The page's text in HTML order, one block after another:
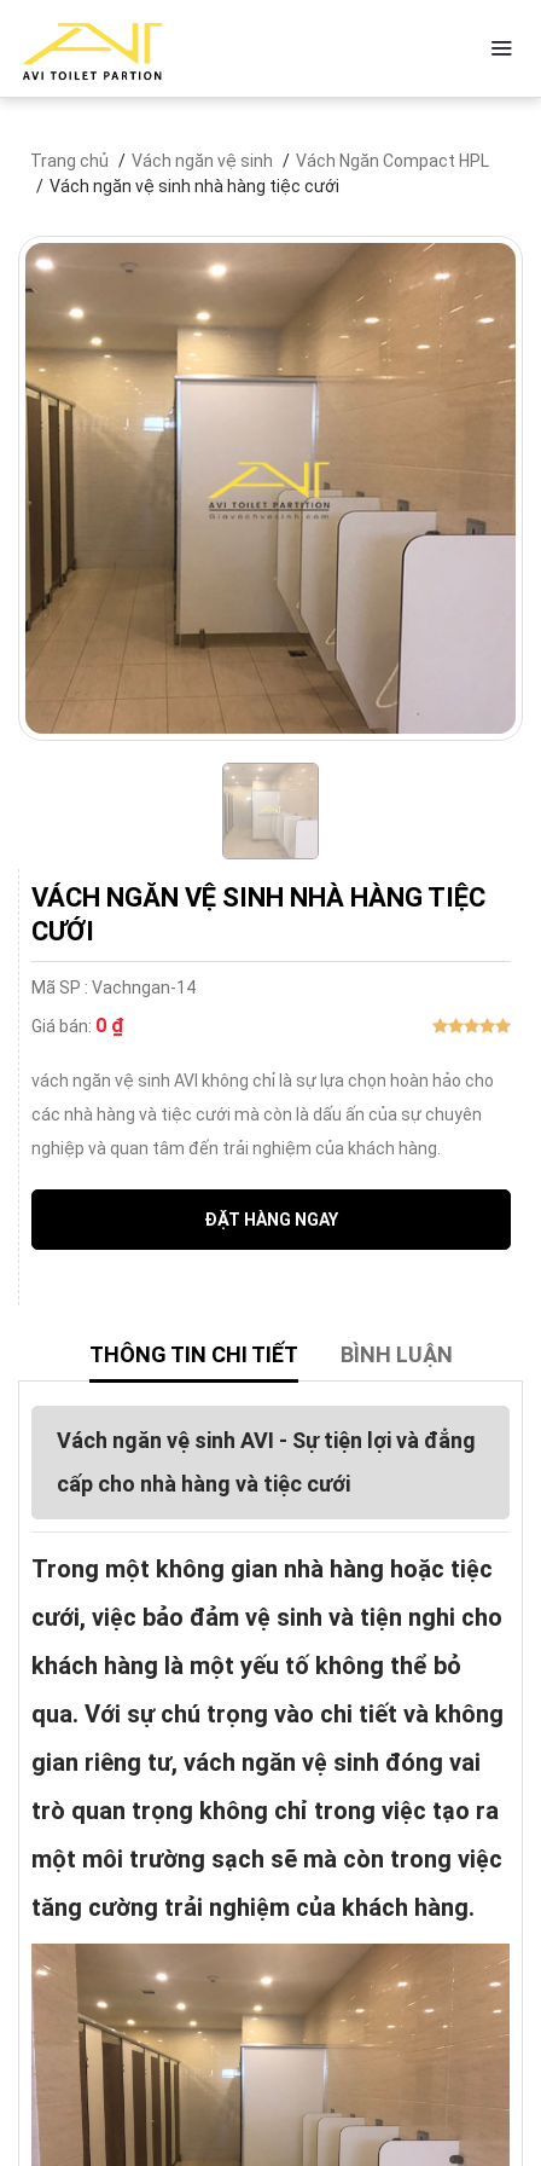
Trang chủ Vách ngăn vệ sinh
Vách Ngăn Compact HPL
Vách ngăn vệ sinh nhà hàng tiệc cưới
VÁCH NGĂN VỆ SINH NHÀ HÀNG TIỆC
CƯỚI
Mã SP : Vachngan-14
Giá bán: 0 ₫
vách ngăn vệ sinh AVI không chỉ là sự lựa chọn hoàn hảo cho
các nhà hàng và tiệc cưới mà còn là dấu ấn của sự chuyên
nghiệp và quan tâm đến trải nghiệm của khách hàng.
ĐẶT HÀNG NGAY
THÔNG TIN CHI TIẾT BÌNH LUẬN
Vách ngăn vệ sinh AVI - Sự tiện lợi và đẳng
cấp cho nhà hàng và tiệc cưới
Trong một không gian nhà hàng hoặc tiệc
cưới, việc bảo đảm vệ sinh và tiện nghi cho
khách hàng là một yếu tố không thể bỏ
qua. Với sự chú trọng vào chi tiết và không
gian riêng tư, vách ngăn vệ sinh đóng vai
trò quan trọng không chỉ trong việc tạo ra
một môi trường sạch sẽ mà còn trong việc
tăng cường trải nghiệm của khách hàng.